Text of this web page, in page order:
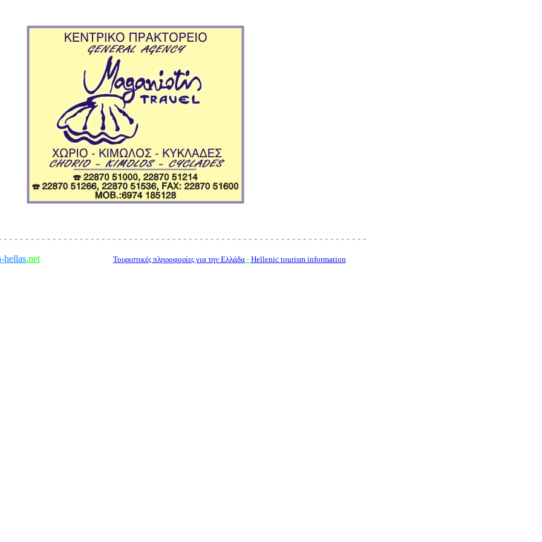
- - - - - - - - - - - - - - - - - - - - - - - - - - - - - - - - - - - - - - - - - - - - - - - - - - - - - - - - - - - - - - - - - -
hellas.net Τουριστικές πληροφορίες για την Eλλάδα- Hellenic tourism information